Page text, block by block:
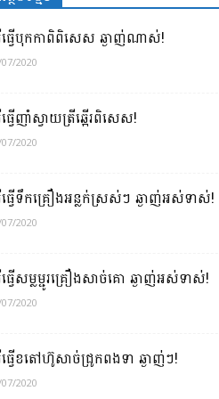
វើបុកកាពិពិសេស ឆ្ងាញ់ណាស់!
2020
វើញាំស្វាយត្រីឆ្អើរពិសេស!
2020
វើទឹកគ្រឿងអន្លក់ស្រស់ៗ ឆ្ងាញ់អស់ទាស់!
2020
វើសម្លម្ជូរគ្រឿងសាច់គោ ឆ្ងាញ់អស់ទាស់!
2020
វើខតៅហ៊ូសាច់ជ្រូកពងទា ឆ្ងាញ់ៗ!
2020